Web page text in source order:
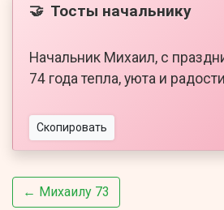
🤝 Тосты начальнику
Начальник Михаил, с
74 года тепла, уюта и
Скопировать
← Михаилу 73